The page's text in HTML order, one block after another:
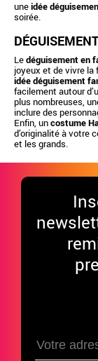
uneidée
soirée.
Ledéguisement en
joyeux et de vivre
idée déguisement
facilement autour
plus nombreuses,
inclure des
Enfin, uncostume
d’originalité à votre
et les grands.